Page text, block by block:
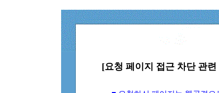
[요청 페이지 접근 차단 관